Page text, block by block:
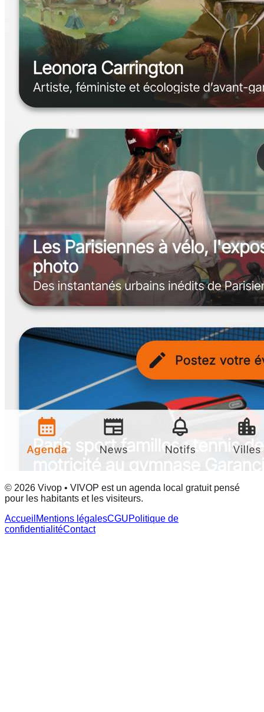
© 2026 Vivop • VIVOP est un agenda local gratuit pensé
pour les habitants et les visiteurs.
Accueil Mentions légalesCGUPolitique de
confidentialitéContact